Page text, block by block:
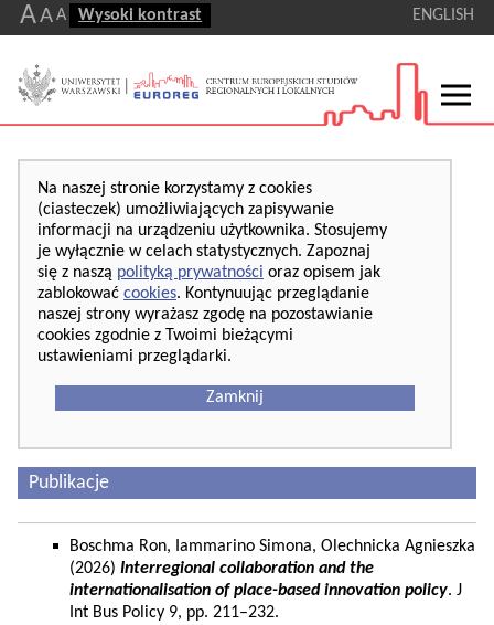
AA A Wysoki kontrast ENGLISH
Na naszej stronie korzystamy z cookies
(ciasteczek) umożliwiających zapisywanie
informacji na urządzeniu użytkownika. Stosujemy
je wyłącznie w celach statystycznych. Zapoznaj
się z naszą polityką prywatności oraz opisem jak
zablokować cookies. Kontynuując przeglądanie
naszej strony wyrażasz zgodę na pozostawianie
cookies zgodnie z Twoimi bieżącymi
ustawieniami przeglądarki.
Zamknij
Publikacje
Boschma Ron, Iammarino Simona, Olechnicka Agnieszka
(2026) Interregional collaboration and the
internationalisation of place-based innovation policy. J
Int Bus Policy 9, pp. 211–232.